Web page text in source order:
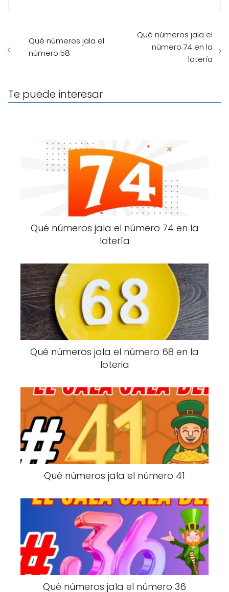
Qué números jala el
número 58
Qué números jala el
número 74 en la
lotería
Te puede interesar
Qué números jala el número 74 en la
lotería
Qué números jala el número 68 en la
loteria
Qué números jala el número 41
Qué números jala el número 36